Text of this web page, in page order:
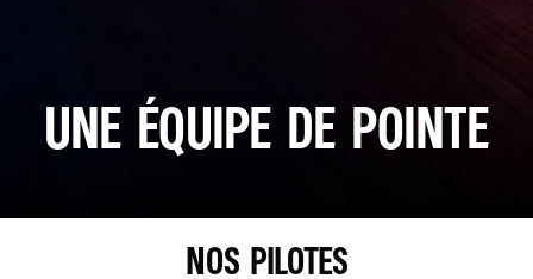
UNE ÉQUIPE DE POINTE
NOS PILOTES